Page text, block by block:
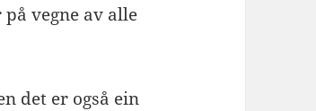
vegne av alle
det er også ein